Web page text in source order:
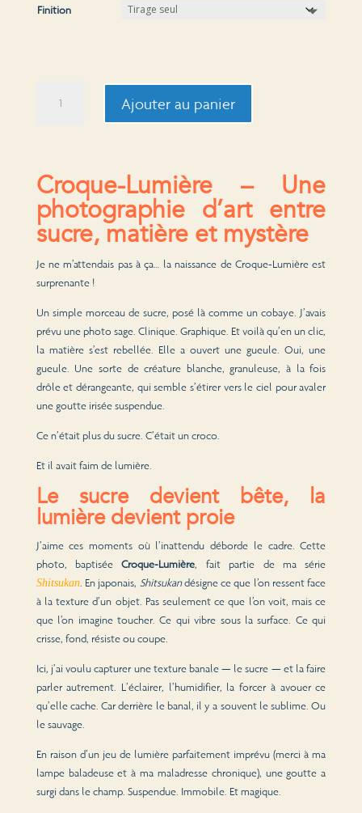
Finition
Ajouter au panier
Croque-Lumière – Une
photographie d’art entre
sucre, matière et mystère
Je ne m’attendais pas à ça… la naissance de Croque-Lumière est
surprenante !
Un simple morceau de sucre, posé là comme un cobaye. J’avais
prévu une photo sage. Clinique. Graphique. Et voilà qu’en un clic,
la matière s’est rebellée. Elle a ouvert une gueule. Oui, une
gueule. Une sorte de créature blanche, granuleuse, à la fois
drôle et dérangeante, qui semble s’étirer vers le ciel pour avaler
une goutte irisée suspendue.
Ce n’était plus du sucre. C’était un croco.
Et il avait faim de lumière.
Le sucre devient bête, la
lumière devient proie
J’aime ces moments où l’inattendu déborde le cadre. Cette
photo, baptiséeCroque-Lumière, fait partie de ma série
Shitsukan. En japonais, Shitsukandésigne ce que l’on ressent face
à la texture d’un objet. Pas seulement ce que l’on voit, mais ce
que l’on imagine toucher. Ce qui vibre sous la surface. Ce qui
crisse, fond, résiste ou coupe.
Ici, j’ai voulu capturer une texture banale — le sucre — et la faire
parler autrement. L’éclairer, l’humidifier, la forcer à avouer ce
qu’elle cache. Car derrière le banal, il y a souvent le sublime. Ou
le sauvage.
En raison d’un jeu de lumière parfaitement imprévu (merci à ma
lampe baladeuse et à ma maladresse chronique), une goutte a
surgi dans le champ. Suspendue. Immobile. Et magique.